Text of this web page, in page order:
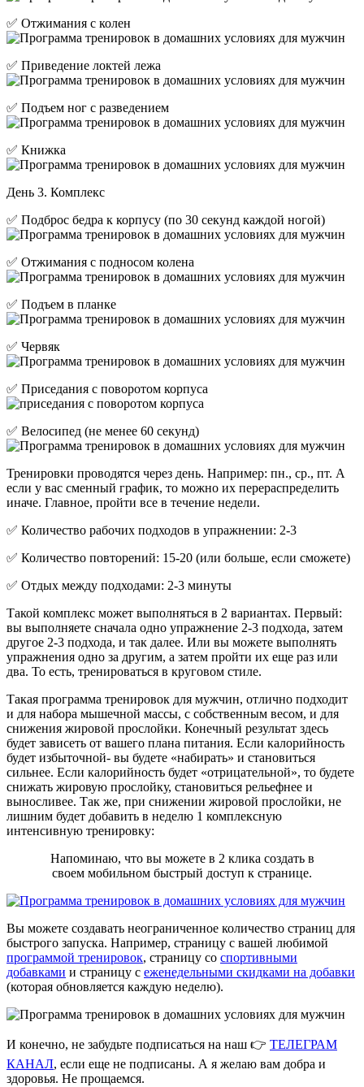
✅ Отжимания с колен
✅ Приведение локтей лежа
✅ Подъем ног с разведением
✅ Книжка
День 3. Комплекс
✅ Подброс бедра к корпусу (по 30 секунд каждой ногой)
✅ Отжимания с подносом колена
✅ Подъем в планке
✅ Червяк
✅ Приседания с поворотом корпуса
✅ Велосипед (не менее 60 секунд)
Тренировки проводятся через день. Например: пн., ср., пт. А
если у вас сменный график, то можно их перераспределить
иначе. Главное, пройти все в течение недели.
✅ Количество рабочих подходов в упражнении: 2-3
✅ Количество повторений: 15-20 (или больше, если сможете)
✅ Отдых между подходами: 2-3 минуты
Такой комплекс может выполняться в 2 вариантах. Первый:
вы выполняете сначала одно упражнение 2-3 подхода, затем
другое 2-3 подхода, и так далее. Или вы можете выполнять
упражнения одно за другим, а затем пройти их еще раз или
два. То есть, тренироваться в круговом стиле.
Такая программа тренировок для мужчин, отлично подходит
и для набора мышечной массы, с собственным весом, и для
снижения жировой прослойки. Конечный результат здесь
будет зависеть от вашего плана питания. Если калорийность
будет избыточной- вы будете «набирать» и становиться
сильнее. Если калорийность будет «отрицательной», то будете
снижать жировую прослойку, становиться рельефнее и
выносливее. Так же, при снижении жировой прослойки, не
лишним будет добавить в неделю 1 комплексную
интенсивную тренировку:
Напоминаю, что вы можете в 2 клика создать в
своем мобильном быстрый доступ к странице.
Вы можете создавать неограниченное количество страниц для
быстрого запуска. Например, страницу с вашей любимой
программой тренировок, страницу со спортивными
добавками и страницу с еженедельными скидками на добавки
(которая обновляется каждую неделю).
И конечно, не забудьте подписаться на наш 👉 ТЕЛЕГРАМ
КАНАЛ, если еще не подписаны. А я желаю вам добра и
здоровья. Не прощаемся.